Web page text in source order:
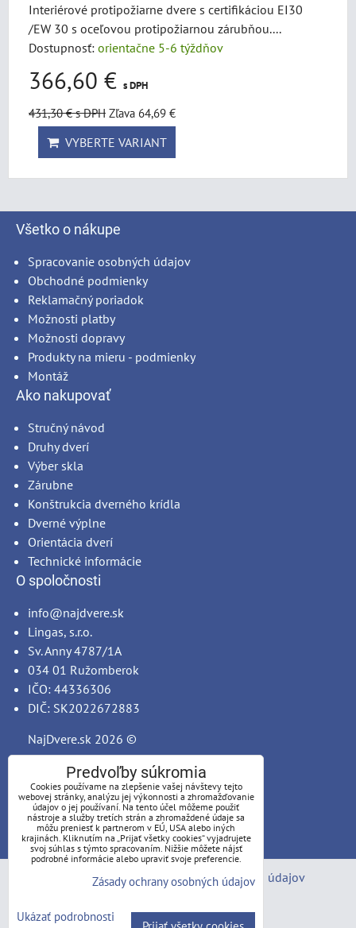
Interiérové protipožiarne dvere s certifikáciou EI30
/EW 30 s oceľovou protipožiarnou zárubňou....
Dostupnosť: orientačne 5-6 týždňov
366,60 € s DPH
431,30 €s DPH Zľava 64,69 €
VYBERTE VARIANT
Všetko o nákupe
Spracovanie osobných údajov
Obchodné podmienky
Reklamačný poriadok
Možnosti platby
Možnosti dopravy
Produkty na mieru - podmienky
Montáž
Ako nakupovať
Stručný návod
Druhy dverí
Výber skla
Zárubne
Konštrukcia dverného krídla
Dverné výplne
Orientácia dverí
Technické informácie
O spoločnosti
info@najdvere.sk
Lingas, s.r.o.
Sv. Anny 4787/1A
034 01 Ružomberok
IČO: 44336306
DIČ: SK2022672883
NajDvere.sk 2026 ©
Predvoľby súkromia
Zásady ochrany osobných údajov
Predvoľby súkromia
Cookies používame na zlepšenie vašej návštevy tejto
webovej stránky, analýzu jej výkonnosti a zhromažďovanie
údajov o jej používaní. Na tento účel môžeme použiť
nástroje a služby tretích strán a zhromaždené údaje sa
môžu preniesť k partnerom v EÚ, USA alebo iných
krajinách. Kliknutím na „Prijať všetky cookies“ vyjadrujete
svoj súhlas s týmto spracovaním. Nižšie môžete nájsť
podrobné informácie alebo upraviť svoje preferencie.
Zásady ochrany osobných údajov
Ukázať podrobnosti